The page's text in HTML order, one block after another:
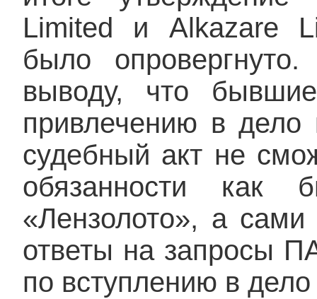
Limited и Alkazare
было
выводу, что
привлечению в дело
судебный акт не
обязанности как
«Лензолото», а
ответы на запросы
по вступлению в